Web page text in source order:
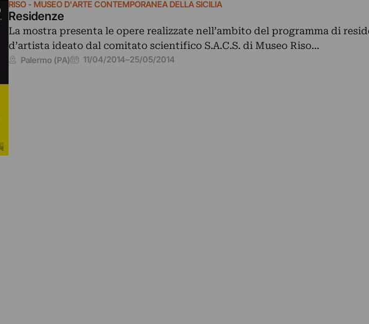
RISO - MUSEO D'ARTE CONTEMPORANEA DELLA SICILIA
Residenze
La mostra presenta le opere realizzate nell’ambito del programma di
d’artista ideato dal comitato scientifico S.A.C.S. di Museo Riso…
Palermo (PA) 11/04/2014–25/05/2014